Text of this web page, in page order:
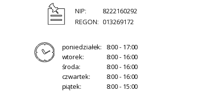
NIP:
8222160292
REGON: 013269172
poniedziałek:
8:00 - 17:00
wtorek:
8:00 - 16:00
środa:
8:00 - 16:00
czwartek:
8:00 - 16:00
piątek:
8:00 - 15:00